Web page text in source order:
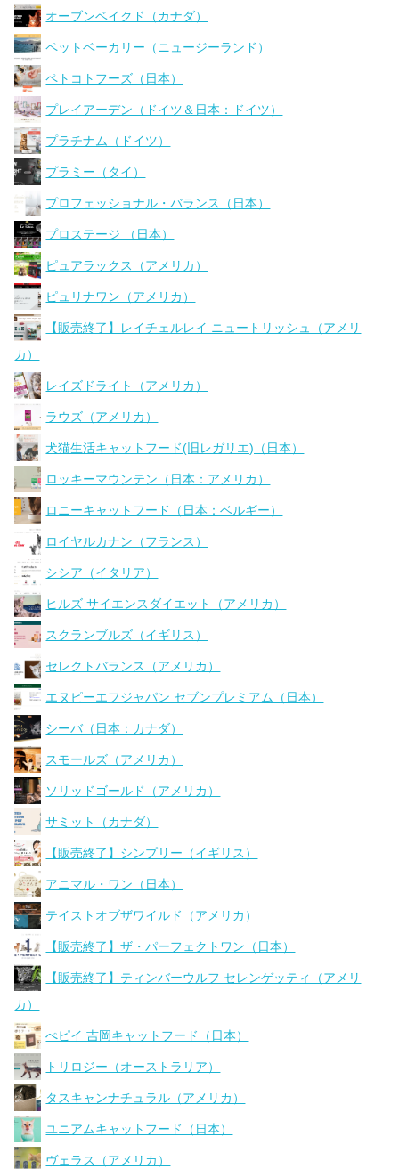
オーブンベイクド（カナダ）
ペットベーカリー（ニュージーランド）
ペトコトフーズ（日本）
プレイアーデン（ドイツ＆日本：ドイツ）
プラチナム（ドイツ）
プラミー（タイ）
プロフェッショナル・バランス（日本）
プロステージ （日本）
ピュアラックス（アメリカ）
ピュリナワン（アメリカ）
【販売終了】レイチェルレイ ニュートリッシュ（アメリ
カ）
レイズドライト（アメリカ）
ラウズ（アメリカ）
犬猫生活キャットフード(旧レガリエ)（日本）
ロッキーマウンテン（日本：アメリカ）
ロニーキャットフード（日本：ベルギー）
ロイヤルカナン（フランス）
シシア（イタリア）
ヒルズ サイエンスダイエット（アメリカ）
スクランブルズ（イギリス）
セレクトバランス（アメリカ）
エヌピーエフジャパン セブンプレミアム（日本）
シーバ（日本：カナダ）
スモールズ（アメリカ）
ソリッドゴールド（アメリカ）
サミット（カナダ）
【販売終了】シンプリー（イギリス）
アニマル・ワン（日本）
テイストオブザワイルド（アメリカ）
【販売終了】ザ・パーフェクトワン（日本）
【販売終了】ティンバーウルフ セレンゲッティ（アメリ
カ）
ぺピイ 吉岡キャットフード（日本）
トリロジー（オーストラリア）
タスキャンナチュラル（アメリカ）
ユニアムキャットフード（日本）
ヴェラス（アメリカ）